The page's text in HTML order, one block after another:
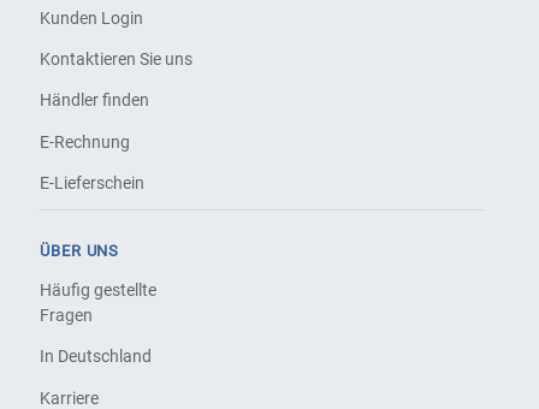
Kunden Login
Kontaktieren Sie uns
Händler finden
E-Rechnung
E-Lieferschein
ÜBER UNS
Häufig gestellte
Fragen
In Deutschland
Karriere